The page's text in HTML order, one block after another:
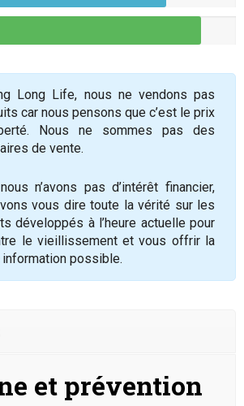
Long Life, nous ne vendons pas
car nous pensons que c’est le prix
Nous ne sommes pas des
de vente.
n’avons pas d’intérêt financier,
vous dire toute la vérité sur les
développés à l’heure actuelle pour
le vieillissement et vous offrir la
possible.
et prévention